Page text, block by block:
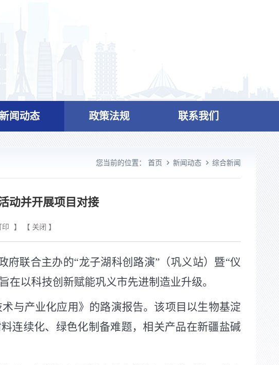
闻动态 政策法规 联系我们
您当前的位置： 首页 新闻动态 综合新闻
动并开展项目对接
印 】 【 关闭 】
联合主办的“龙子湖科创路演”（巩义站）暨“仪
在以科技创新赋能巩义市先进制造业升级。
与产业化应用》的路演报告。该项目以生物基淀
连续化、绿色化制备难题，相关产品在新疆盐碱